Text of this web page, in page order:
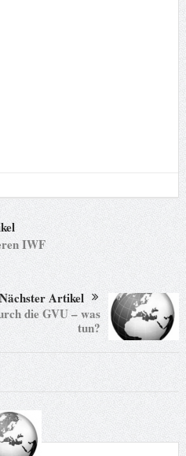
IWF
Nächster Artikel
die GVU – was
tun?